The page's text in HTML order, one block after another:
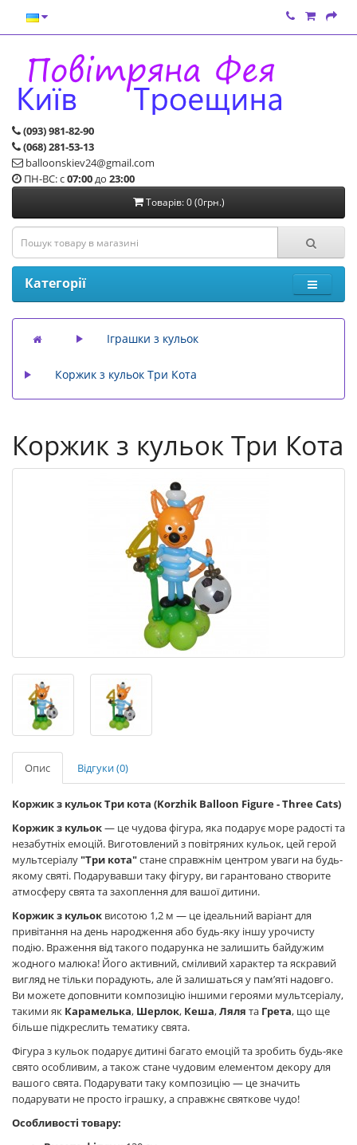
(093) 981-82-90
(068) 281-53-13
balloonskiev24@gmail.com
ПН-ВС: с07:00до 23:00
Товарів: 0 (0грн.)
Категорії
Іграшки з кульок
Коржик з кульок Три Кота
Коржик з кульок Три Кота
Опис Відгуки (0)
Коржик з кульок Три кота (Korzhik Balloon Figure - Three Cats)
Коржик з кульок— це чудова фігура, яка подарує море радості та
незабутніх емоцій. Виготовлений з повітряних кульок, цей герой
мультсеріалу"Три кота"стане справжнім центром уваги на будь-
якому святі. Подарувавши таку фігуру, ви гарантовано створите
атмосферу свята та захоплення для вашої дитини.
Коржик з кульок висотою 1,2 м — це ідеальний варіант для
привітання на день народження або будь-яку іншу урочисту
подію. Враження від такого подарунка не залишить байдужим
жодного малюка! Його активний, сміливий характер та яскравий
вигляд не тільки порадують, але й залишаться у пам’яті надовго.
Ви можете доповнити композицію іншими героями мультсеріалу,
такими як Карамелька, Шерлок, Кеша,Ляля та Грета, що ще
більше підкреслить тематику свята.
Фігура з кульок подарує дитині багато емоцій та зробить будь-яке
свято особливим, а також стане чудовим елементом декору для
вашого свята. Подарувати таку композицію — це значить
подарувати не просто іграшку, а справжнє святкове чудо!
Особливості товару: